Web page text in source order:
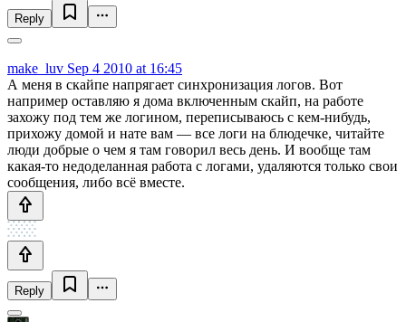
Reply
make_luv Sep 4 2010 at 16:45
А меня в скайпе напрягает синхронизация логов. Вот
например оставляю я дома включенным скайп, на работе
захожу под тем же логином, переписываюсь с кем-нибудь,
прихожу домой и нате вам — все логи на блюдечке, читайте
люди добрые о чем я там говорил весь день. И вообще там
какая-то недоделанная работа с логами, удаляются только свои
сообщения, либо всё вместе.
Reply